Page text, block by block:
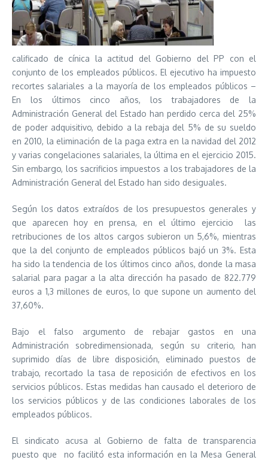
calificado de cínica la actitud del Gobierno del PP con el
conjunto de los empleados públicos. El ejecutivo ha impuesto
recortes salariales a la mayoría de los empleados públicos –
En los últimos cinco años, los trabajadores de la
Administración General del Estado han perdido cerca del 25%
de poder adquisitivo, debido a la rebaja del 5% de su sueldo
en 2010, la eliminación de la paga extra en la navidad del 2012
y varias congelaciones salariales, la última en el ejercicio 2015.
Sin embargo, los sacrificios impuestos a los trabajadores de la
Administración General del Estado han sido desiguales.
Según los datos extraídos de los presupuestos generales y
que aparecen hoy en prensa, en el último ejercicio las
retribuciones de los altos cargos subieron un 5,6%, mientras
que la del conjunto de empleados públicos bajó un 3%. Esta
ha sido la tendencia de los últimos cinco años, donde la masa
salarial para pagar a la alta dirección ha pasado de 822.779
euros a 1,3 millones de euros, lo que supone un aumento del
37,60%.
Bajo el falso argumento de rebajar gastos en una
Administración sobredimensionada, según su criterio, han
suprimido días de libre disposición, eliminado puestos de
trabajo, recortado la tasa de reposición de efectivos en los
servicios públicos. Estas medidas han causado el deterioro de
los servicios públicos y de las condiciones laborales de los
empleados públicos.
El sindicato acusa al Gobierno de falta de transparencia
puesto que no facilitó esta información en la Mesa General